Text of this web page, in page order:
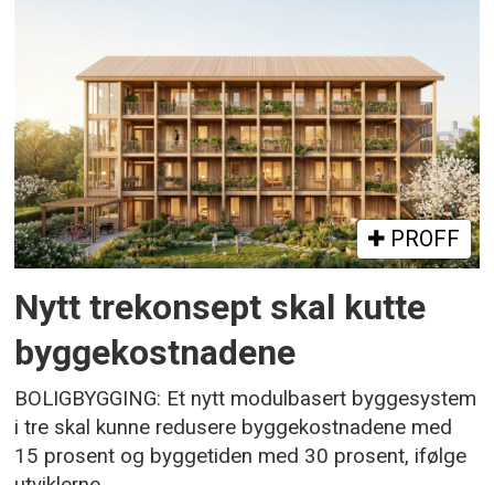
PROFF
Nytt trekonsept skal kutte
byggekostnadene
BOLIGBYGGING: Et nytt modulbasert byggesystem
i tre skal kunne redusere byggekostnadene med
15 prosent og byggetiden med 30 prosent, ifølge